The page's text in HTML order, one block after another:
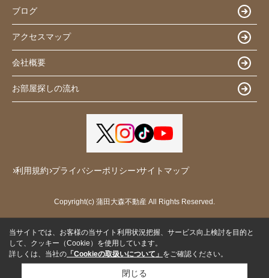
ブログ
アクセスマップ
会社概要
お部屋探しの流れ
利用規約 プライバシーポリシー サイトマップ
Copyright(c) 蒲田大森不動産 All Rights Reserved.
当サイトでは、お客様の当サイト利用状況把握、サービス向上検討を目的と
して、クッキー（Cookie）を使用しています。
詳しくは、当社の 「Cookieの取扱いについて」 をご確認ください。
閉じる